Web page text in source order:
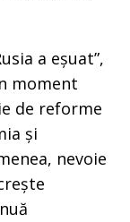
a eșuat”,
moment
de reforme
și
nevoie